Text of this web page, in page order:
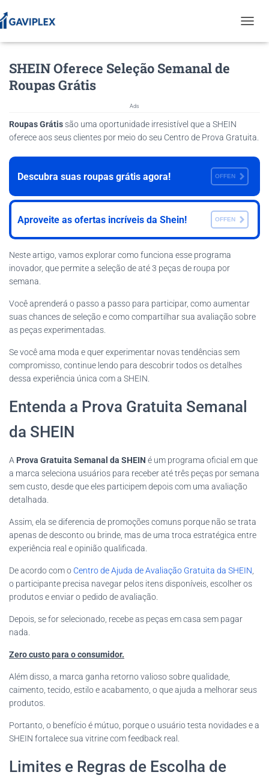
O
I
A
T
N
SHEIN Oferece Seleção Semanal de
Roupas Grátis
Ads
Roupas Grátissão uma oportunidade irresistível que a SHEIN
oferece aos seus clientes por meio do seu Centro de Prova Gratuita.
Descubra suas roupas grátis agora! OFFEN
Aproveite as ofertas incríveis da Shein! OFFEN
Neste artigo, vamos explorar como funciona esse programa
inovador, que permite a seleção de até 3 peças de roupa por
semana.
Você aprenderá o passo a passo para participar, como aumentar
suas chances de seleção e como compartilhar sua avaliação sobre
as peças experimentadas.
Se você ama moda e quer experimentar novas tendências sem
compromisso, continue lendo para descobrir todos os detalhes
dessa experiência única com a SHEIN.
Entenda a Prova Gratuita Semanal
da SHEIN
A Prova Gratuita Semanal da SHEIN é um programa oficial em que
a marca seleciona usuários para receber até três peças por semana
sem custo, desde que eles participem depois com uma avaliação
detalhada.
Assim, ela se diferencia de promoções comuns porque não se trata
apenas de desconto ou brinde, mas de uma troca estratégica entre
experiência real e opinião qualificada.
De acordo com o Centro de Ajuda de Avaliação Gratuita da SHEIN
o participante precisa navegar pelos itens disponíveis, escolher os
produtos e enviar o pedido de avaliação.
Depois, se for selecionado, recebe as peças em casa sem pagar
nada.
Zero custo para o consumidor.
Além disso, a marca ganha retorno valioso sobre qualidade,
caimento, tecido, estilo e acabamento, o que ajuda a melhorar seus
produtos.
Portanto, o benefício é mútuo, porque o usuário testa novidades e a
SHEIN fortalece sua vitrine com feedback real.
Limites e Regras de Escolha de